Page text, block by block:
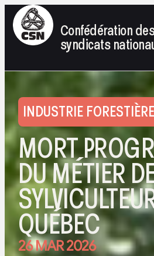
Confédération
syndicats
INDUSTRIE FORESTIÈRE
MORT
DU MÉTIER
QUÉBEC
26 MAR 2026